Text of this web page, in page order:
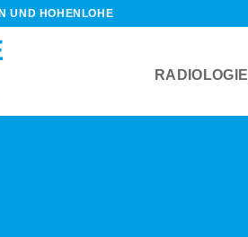
UND HOHENLOHE
RADIOLOGIE